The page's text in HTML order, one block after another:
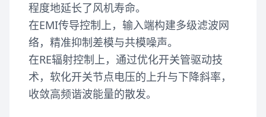
程度地延长了风机寿命。
在EMI传导控制上，输入端构建多级滤波网
络，精准抑制差模与共模噪声。
在RE辐射控制上，通过优化开关管驱动技
术，软化开关节点电压的上升与下降斜率，
收敛高频谐波能量的散发。